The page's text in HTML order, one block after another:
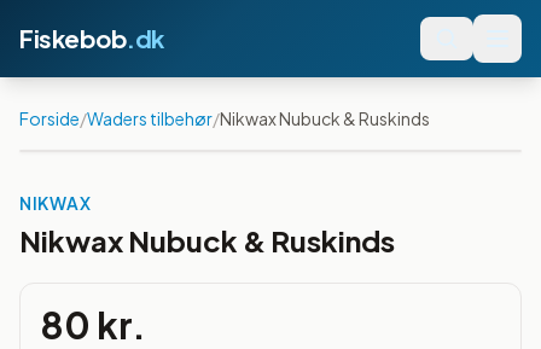
Fiskebob.dk
Forside/Waders tilbehør/Nikwax Nubuck & Ruskinds
NIKWAX
Nikwax Nubuck & Ruskinds
80 kr.